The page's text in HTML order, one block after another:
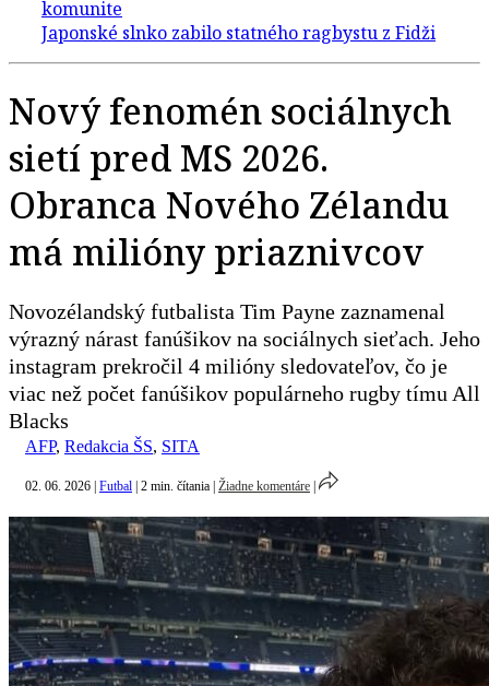
Nový fenomén sociálnych
sietí pred MS 2026.
Obranca Nového Zélandu
má milióny priaznivcov
Novozélandský futbalista Tim Payne zaznamenal
výrazný nárast fanúšikov na sociálnych sieťach. Jeho
instagram prekročil 4 milióny sledovateľov, čo je
viac než počet fanúšikov populárneho rugby tímu All
Blacks
AFP, Redakcia ŠS, SITA
02. 06. 2026 Futbal 2 min. čítania Žiadne komentáre